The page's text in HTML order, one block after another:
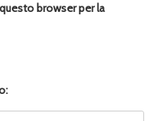
browser per la